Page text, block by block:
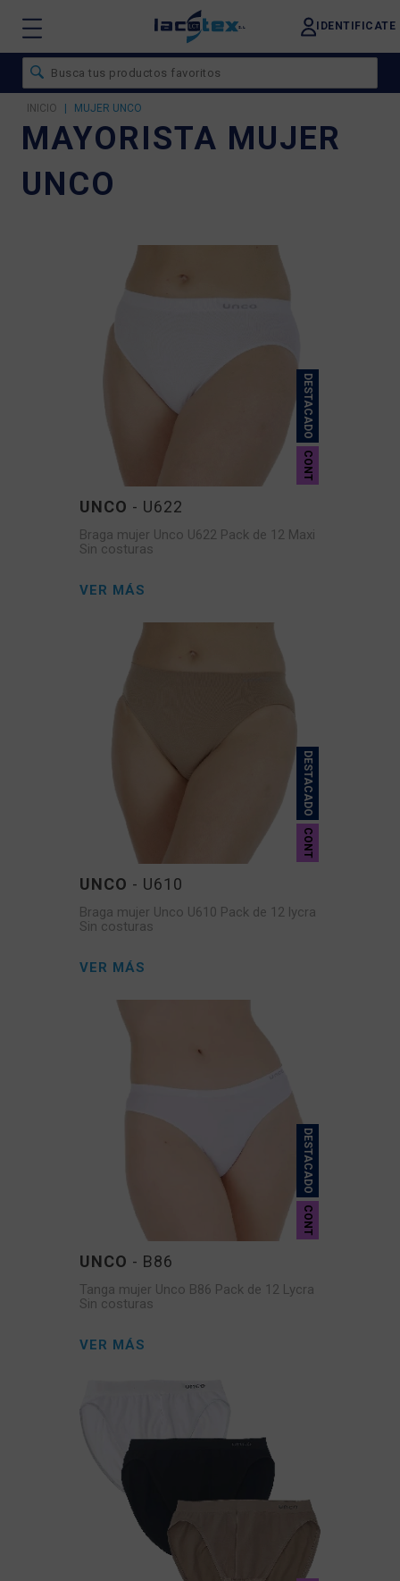
IDENTIFICATE
INICIO MUJER UNCO
MAYORISTA MUJER
UNCO
DESTACADO
CONT
UNCO - U622
Braga mujer Unco U622 Pack de 12 Maxi
Sin costuras
VER MÁS
DESTACADO
CONT
UNCO - U610
Braga mujer Unco U610 Pack de 12 lycra
Sin costuras
VER MÁS
DESTACADO
CONT
UNCO - B86
Tanga mujer Unco B86 Pack de 12 Lycra
Sin costuras
VER MÁS